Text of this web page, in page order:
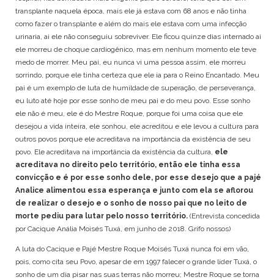
transplante naquela época, mais ele já estava com 68 anos e não tinha
como fazer o transplante e além do mais ele estava com uma infecção
urinaria, ai ele não conseguiu sobreviver. Ele ficou quinze dias internado ai
ele morreu de choque cardiogênico, mas em nenhum momento ele teve
medo de morrer. Meu pai, eu nunca vi uma pessoa assim, ele morreu
sorrindo, porque ele tinha certeza que ele ia para o Reino Encantado. Meu
pai é um exemplo de luta de humildade de superação, de perseverança,
eu luto até hoje por esse sonho de meu pai e do meu povo. Esse sonho
ele não é meu, ele é do Mestre Roque, porque foi uma coisa que ele
desejou a vida inteira, ele sonhou, ele acreditou e ele levou a cultura para
outros povos porque ele acreditava na importância da existência de seu
povo. Ele acreditava na importância da existência da cultura, ele
acreditava no direito pelo território, então ele tinha essa
convicção e é por esse sonho dele, por esse desejo que a pajé
Analice alimentou essa esperança e junto com ela se aflorou
de realizar o desejo e o sonho de nosso pai que no leito de
morte pediu para lutar pelo nosso território. (Entrevista concedida
por Cacique Anália Moisés Tuxá, em junho de 2018. Grifo nossos)
A luta do Cacique e Pajé Mestre Roque Moisés Tuxá nunca foi em vão,
pois, como cita seu Povo, apesar de em 1997 falecer o grande líder Tuxá, o
sonho de um dia pisar nas suas terras não morreu; Mestre Roque se torna